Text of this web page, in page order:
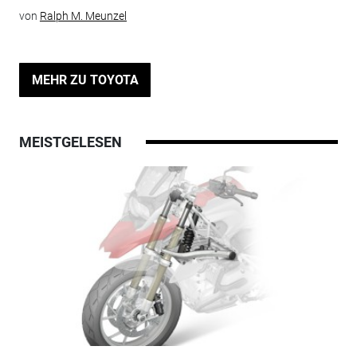
von Ralph M. Meunzel
MEHR ZU TOYOTA
MEISTGELESEN